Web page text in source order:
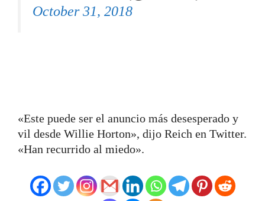
October 31, 2018
«Este puede ser el anuncio más desesperado y
vil desde Willie Horton», dijo Reich en Twitter.
«Han recurrido al miedo».